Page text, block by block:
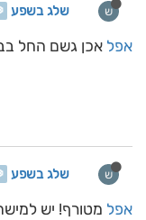
ש שלג בשפע
אפל אכן גשם החל
ש שלג בשפע
אפל מטורף! יש